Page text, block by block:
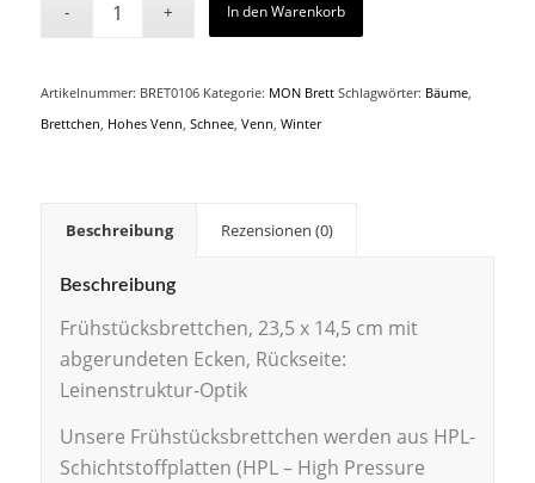
In den Warenkorb
Artikelnummer: BRET0106 Kategorie: MON Brett Schlagwörter: Bäume,
Brettchen, Hohes Venn, Schnee, Venn, Winter
Beschreibung Rezensionen (0)
Beschreibung
Frühstücksbrettchen, 23,5 x 14,5 cm mit
abgerundeten Ecken, Rückseite:
Leinenstruktur-Optik
Unsere Frühstücksbrettchen werden aus HPL-
Schichtstoffplatten (HPL – High Pressure